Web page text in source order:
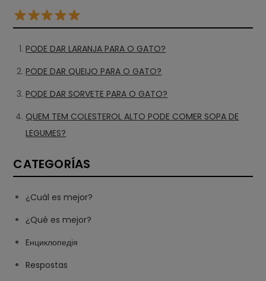
PODE DAR LARANJA PARA O GATO?
PODE DAR QUEIJO PARA O GATO?
PODE DAR SORVETE PARA O GATO?
QUEM TEM COLESTEROL ALTO PODE COMER SOPA DE
LEGUMES?
CATEGORÍAS
¿Cuál es mejor?
¿Qué es mejor?
Eнциклопедія
Respostas